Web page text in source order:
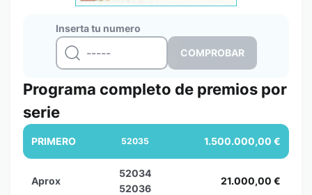
Inserta tu numero
Programa completo de premios por
serie
PRIMERO 52035 1.500.000,00 €
Aprox
52034
52036
21.000,00 €